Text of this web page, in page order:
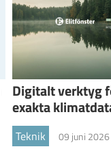
Digitalt verktyg
exakta
Teknik 09 juni 2026